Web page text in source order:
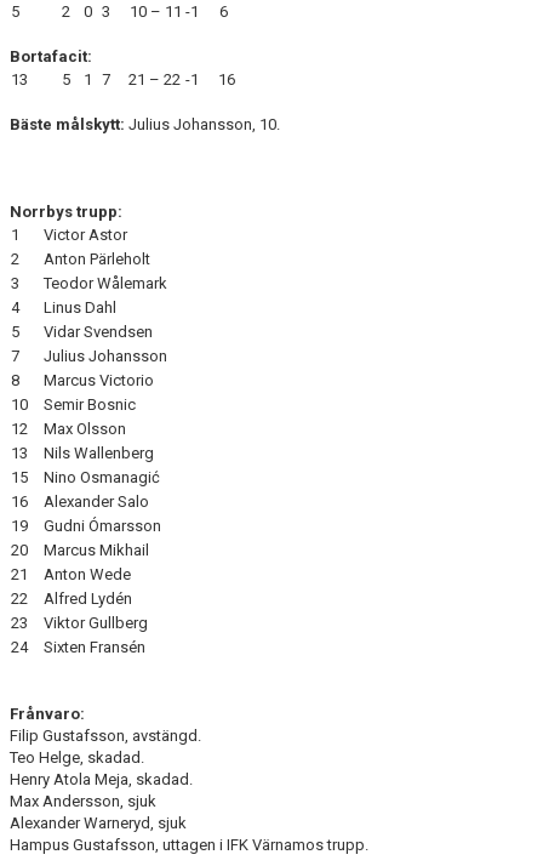
5
2 0 3 10 – 11 -1 6
Bortafacit:
13
5 1 7 21 – 22 -1 16
Bäste målskytt: Julius Johansson, 10.
Norrbys trupp:
1
Victor Astor
2
Anton Pärleholt
3
Teodor Wålemark
4
Linus Dahl
5
Vidar Svendsen
7
Julius Johansson
8
Marcus Victorio
10
Semir Bosnic
12
Max Olsson
13
Nils Wallenberg
15
Nino Osmanagić
16
Alexander Salo
19
Gudni Ómarsson
20
Marcus Mikhail
21
Anton Wede
22
Alfred Lydén
23
Viktor Gullberg
24
Sixten Fransén
Frånvaro:
Filip Gustafsson, avstängd.
Teo Helge, skadad.
Henry Atola Meja, skadad.
Max Andersson, sjuk
Alexander Warneryd, sjuk
Hampus Gustafsson, uttagen i IFK Värnamos trupp.